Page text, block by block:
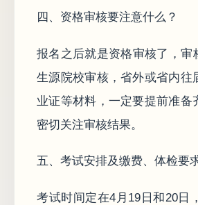
四、资格审核要注意什么？
报名之后就是资格审核了，审
生源院校审核，省外或省内
业证等材料，一定要提前准
密切关注审核结果。
五、考试安排及缴费、体检要
考试时间定在4月19日和20日